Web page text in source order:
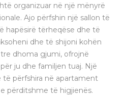
organizuar në një mënyrë
Ajo përfshin një sallon të
hapësirë tërheqëse dhe të
dhe të shijoni kohën
dhoma gjumi, ofrojnë
ju dhe familjen tuaj. Një
të përfshira në apartament
përditshme të higjienës.